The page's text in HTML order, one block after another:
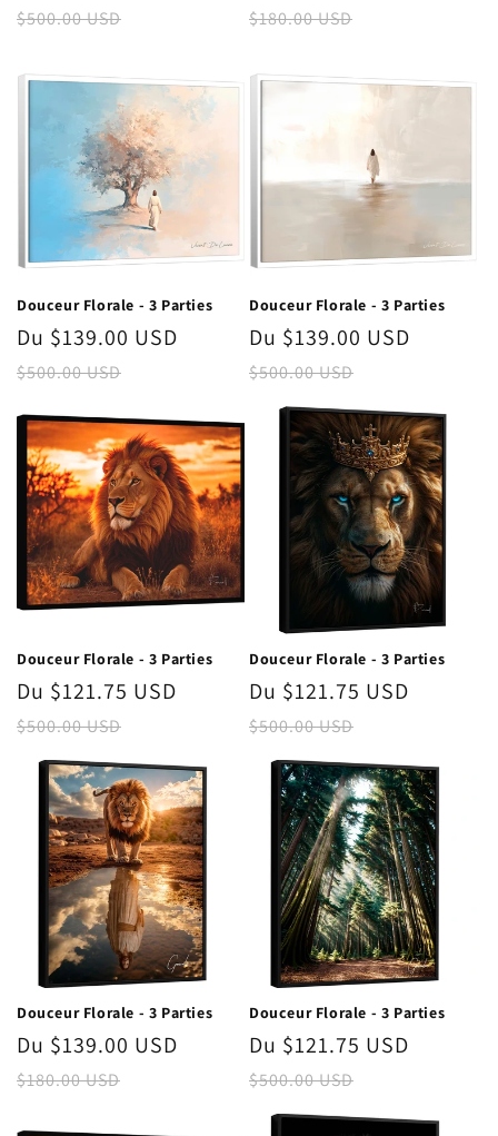
promotionnel
habituel
$500.00 USD
promotionnel
$180.00 USD
Douceur Florale - 3 Parties
Prix
promotionnel
Du $139.00 USD
habituel
$500.00 USD
Douceur Florale - 3 Parties
Prix
promotionnel
Du $139.00 USD
$500.00 USD
Douceur Florale - 3 Parties
Prix
promotionnel
Du $121.75 USD
habituel
$500.00 USD
Douceur Florale - 3 Parties
Prix
promotionnel
Du $121.75 USD
$500.00 USD
Douceur Florale - 3 Parties
Prix
promotionnel
Du $139.00 USD
habituel
$180.00 USD
Douceur Florale - 3 Parties
Prix
promotionnel
Du $121.75 USD
$500.00 USD